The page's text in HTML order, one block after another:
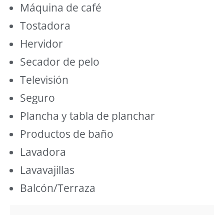
Máquina de café
Tostadora
Hervidor
Secador de pelo
Televisión
Seguro
Plancha y tabla de planchar
Productos de baño
Lavadora
Lavavajillas
Balcón/Terraza